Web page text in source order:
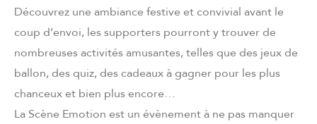
Découvrez une ambiance festive et convivial avant le
coup d’envoi, les supporters pourront y trouver de
nombreuses activités amusantes, telles que des jeux de
ballon, des quiz, des cadeaux à gagner pour les plus
chanceux et bien plus encore…
La Scène Emotion est un évènement à ne pas manquer